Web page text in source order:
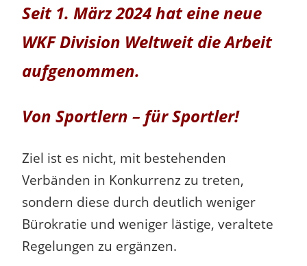
Seit 1. März 2024 hat eine neue
WKF Division Weltweit die Arbeit
aufgenommen.
Von Sportlern – für Sportler!
Ziel ist es nicht, mit bestehenden
Verbänden in Konkurrenz zu treten,
sondern diese durch deutlich weniger
Bürokratie und weniger lästige, veraltete
Regelungen zu ergänzen.